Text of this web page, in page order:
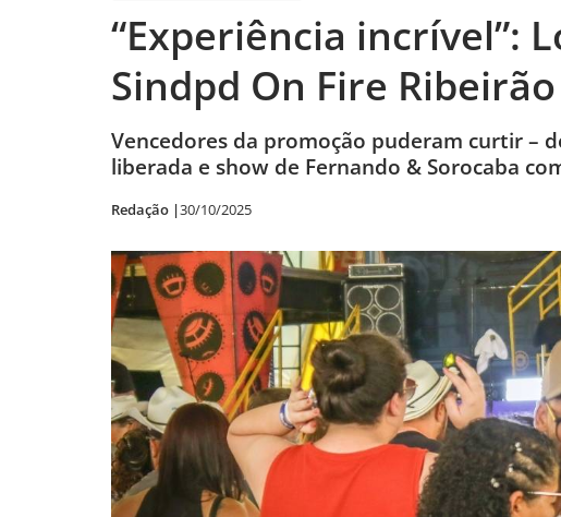
“Experiência incrível”:
Sindpd On Fire Ribeirão
Vencedores da promoção puderam curtir –
liberada e show de Fernando & Sorocaba
Redação |30/10/2025